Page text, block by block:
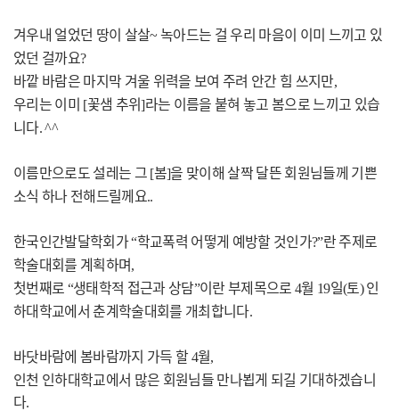
겨우내 얼었던 땅이 살살~녹아드는 걸 우리 마음이 이미 느끼고 있
었던 걸까요?
바깥 바람은 마지막 겨울 위력을 보여 주려 안간 힘 쓰지만,
우리는 이미 [꽃샘 추위]라는 이름을 붙혀 놓고 봄으로 느끼고 있습
니다. ^^
이름만으로도 설레는 그 [봄]을 맞이해 살짝 달뜬 회원님들께 기쁜
소식 하나 전해드릴께요..
한국인간발달학회가“학교폭력 어떻게 예방할 것인가?”란 주제로
학술대회를 계획하며,
첫번째로 “생태학적 접근과 상담”이란 부제목으로4월 19일(토)인
하대학교에서 춘계학술대회를 개최합니다.
바닷바람에 봄바람까지 가득 할 4월,
인천 인하대학교에서 많은 회원님들 만나뵙게 되길 기대하겠습니
다.